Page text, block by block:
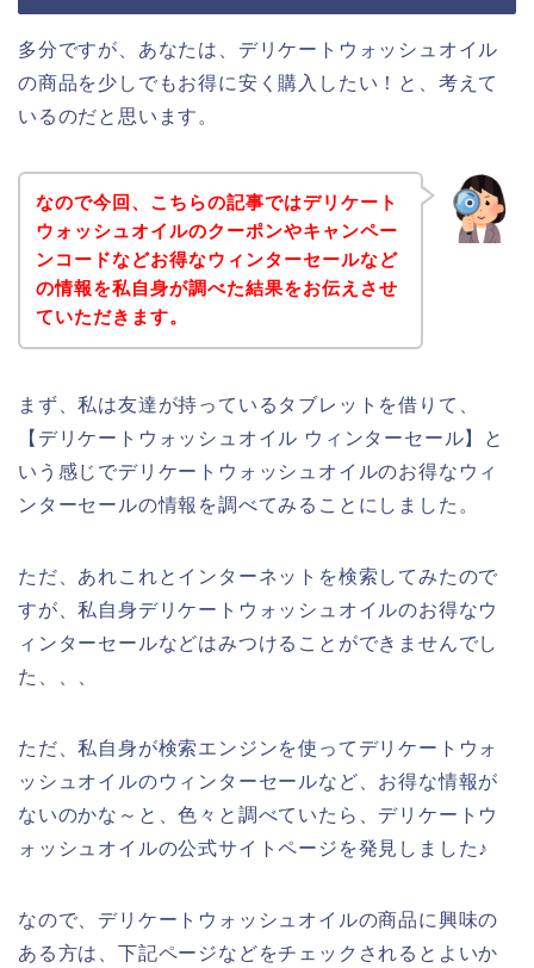
多分ですが、あなたは、デリケートウォッシュオイル
の商品を少しでもお得に安く購入したい！と、考えて
いるのだと思います。
なので今回、こちらの記事ではデリケート
ウォッシュオイルのクーポンやキャンペー
ンコードなどお得なウィンターセールなど
の情報を私自身が調べた結果をお伝えさせ
ていただきます。
まず、私は友達が持っているタブレットを借りて、
【デリケートウォッシュオイル ウィンターセール】と
いう感じでデリケートウォッシュオイルのお得なウィ
ンターセールの情報を調べてみることにしました。
ただ、あれこれとインターネットを検索してみたので
すが、私自身デリケートウォッシュオイルのお得なウ
ィンターセールなどはみつけることができませんでし
た、、、
ただ、私自身が検索エンジンを使ってデリケートウォ
ッシュオイルのウィンターセールなど、お得な情報が
ないのかな～と、色々と調べていたら、デリケートウ
ォッシュオイルの公式サイトページを発見しました♪
なので、デリケートウォッシュオイルの商品に興味の
ある方は、下記ページなどをチェックされるとよいか